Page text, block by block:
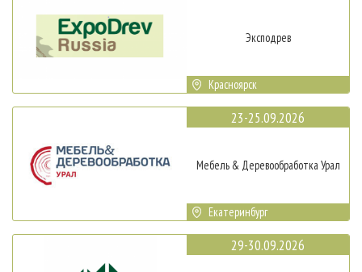
Эксподрев
Красноярск
23-25.09.2026
Мебель & Деревообработка Урал
Екатеринбург
29-30.09.2026